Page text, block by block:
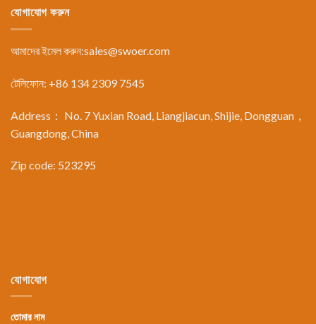
যোগাযোগ করুন
আমাদের ইমেল করুন:sales@swoer.com
টেলিফোন: +86 134 2309 7545
Address： No. 7 Yuxian Road, Liangjiacun, Shijie, Dongguan，
Guangdong, China
Zip code: 523295
যোগাযোগ
তোমার নাম